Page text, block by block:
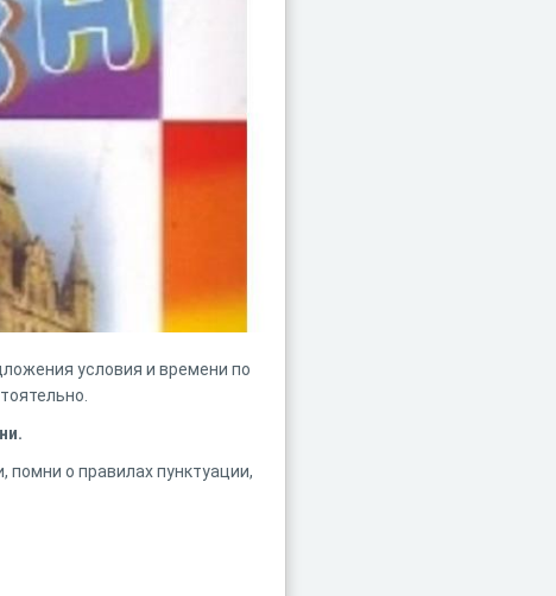
условия и времени по
о правилах пунктуации,